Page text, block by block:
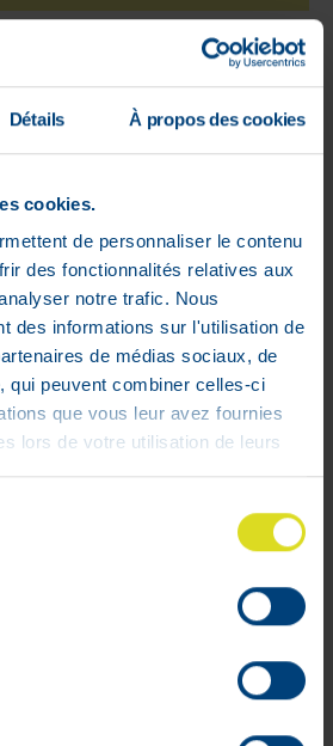
Détails À propos des cookies
cookies.
de personnaliser le contenu
des fonctionnalités relatives aux
notre trafic. Nous
des informations sur l'utilisation de
de médias sociaux, de
qui peuvent combiner celles-ci
que vous leur avez fournies
lors de votre utilisation de leurs
rapide et gratuite
garanti